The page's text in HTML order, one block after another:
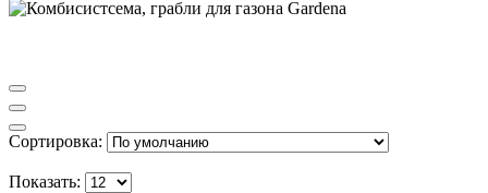
Сортировка:
Показать: